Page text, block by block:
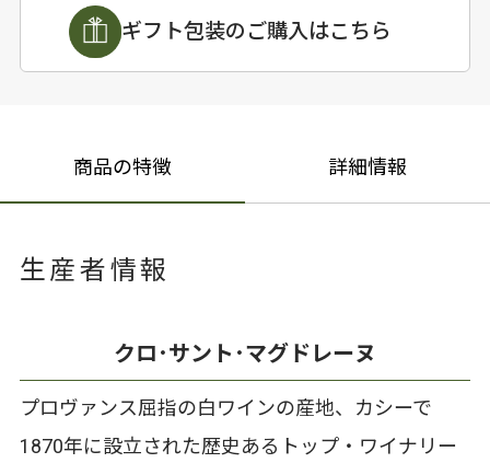
ギフト包装のご購入はこちら
商品の特徴 詳細情報
生産者情報
クロ･サント･マグドレーヌ
プロヴァンス屈指の白ワインの産地、カシーで
1870年に設立された歴史あるトップ・ワイナリー